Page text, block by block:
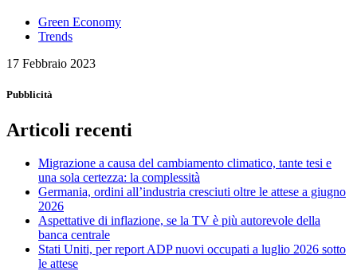
Green Economy
Trends
17 Febbraio 2023
Pubblicità
Articoli recenti
Migrazione a causa del cambiamento climatico, tante tesi e
una sola certezza: la complessità
Germania, ordini all’industria cresciuti oltre le attese a giugno
2026
Aspettative di inflazione, se la TV è più autorevole della
banca centrale
Stati Uniti, per report ADP nuovi occupati a luglio 2026 sotto
le attese